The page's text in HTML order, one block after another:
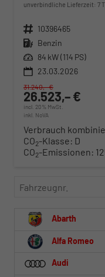
unverbindliche Lieferzeit: 7
Fahrzeugnr. 10396465
Kraftstoff Benzin
Leistung 84 kW (114 PS)
23.03.2026
26.523,– €
incl. 20% MwSt.
inkl. NoVA
31.240,– €
Verbrauch
CO2-Klasse: D
CO2-Emissionen:
Fahrzeugnr.
Abarth
Alfa Romeo
Audi